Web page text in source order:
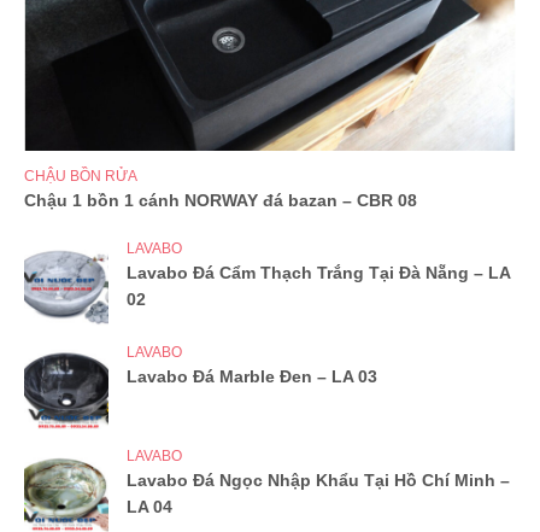
CHẬU BỒN RỬA
Chậu 1 bồn 1 cánh NORWAY đá bazan – CBR 08
LAVABO
Lavabo Đá Cẩm Thạch Trắng Tại Đà Nẵng – LA
02
LAVABO
Lavabo Đá Marble Đen – LA 03
LAVABO
Lavabo Đá Ngọc Nhập Khẩu Tại Hồ Chí Minh –
LA 04